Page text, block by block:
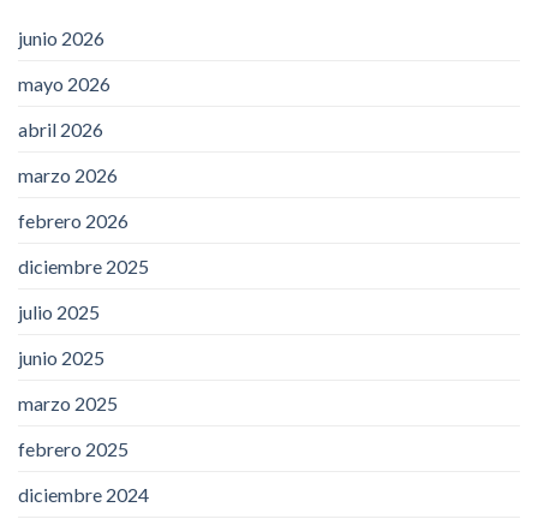
junio 2026
mayo 2026
abril 2026
marzo 2026
febrero 2026
diciembre 2025
julio 2025
junio 2025
marzo 2025
febrero 2025
diciembre 2024